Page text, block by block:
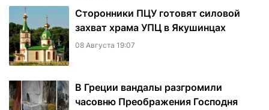
Сторонники ПЦУ готовят силовой
захват храма УПЦ в Якушинцах
08 Августа 19:07
В Греции вандалы разгромили
часовню Преображения Господня